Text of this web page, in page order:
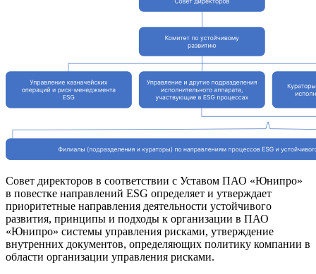
Совет директоров в соответствии с Уставом ПАО «Юнипро»
в повестке направлений ESG определяет и утверждает
приоритетные направления деятельности устойчивого
развития, принципы и подходы к организации в ПАО
«Юнипро» системы управления рисками, утверждение
внутренних документов, определяющих политику компании в
области организации управления рисками.